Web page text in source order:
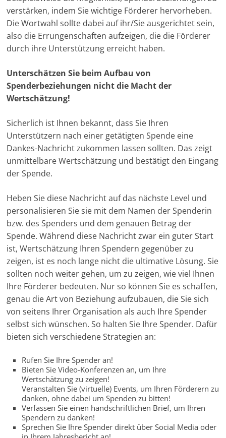
verstärken, indem Sie wichtige Förderer hervorheben.
Die Wortwahl sollte dabei auf ihr/Sie ausgerichtet sein,
also die Errungenschaften aufzeigen, die die Förderer
durch ihre Unterstützung erreicht haben.
Unterschätzen Sie beim Aufbau von
Spenderbeziehungen nicht die Macht der
Wertschätzung!
Sicherlich ist Ihnen bekannt, dass Sie Ihren
Unterstützern nach einer getätigten Spende eine
Dankes-Nachricht zukommen lassen sollten. Das zeigt
unmittelbare Wertschätzung und bestätigt den Eingang
der Spende.
Heben Sie diese Nachricht auf das nächste Level und
personalisieren Sie sie mit dem Namen der Spenderin
bzw. des Spenders und dem genauen Betrag der
Spende. Während diese Nachricht zwar ein guter Start
ist, Wertschätzung Ihren Spendern gegenüber zu
zeigen, ist es noch lange nicht die ultimative Lösung. Sie
sollten noch weiter gehen, um zu zeigen, wie viel Ihnen
Ihre Förderer bedeuten. Nur so können Sie es schaffen,
genau die Art von Beziehung aufzubauen, die Sie sich
von seitens Ihrer Organisation als auch Ihre Spender
selbst sich wünschen. So halten Sie Ihre Spender. Dafür
bieten sich verschiedene Strategien an:
Rufen Sie Ihre Spender an!
Bieten Sie Video-Konferenzen an, um Ihre
Wertschätzung zu zeigen!
Veranstalten Sie (virtuelle) Events, um Ihren Förderern zu
danken, ohne dabei um Spenden zu bitten!
Verfassen Sie einen handschriftlichen Brief, um Ihren
Spendern zu danken!
Sprechen Sie Ihre Spender direkt über Social Media oder